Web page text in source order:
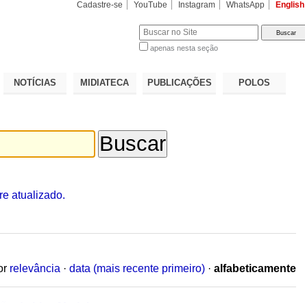
Cadastre-se YouTube Instagram WhatsApp English
apenas nesta seção
NOTÍCIAS MIDIATECA PUBLICAÇÕES POLOS
atualizado.
relevância · data (mais recente primeiro) · alfabeticamente